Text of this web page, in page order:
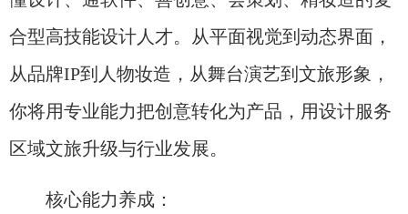
合型高技能设计人才。从平面视觉到动态界面，
从品牌IP到人物妆造，从舞台演艺到文旅形象，
你将用专业能力把创意转化为产品，用设计服务
区域文旅升级与行业发展。
核心能力养成：